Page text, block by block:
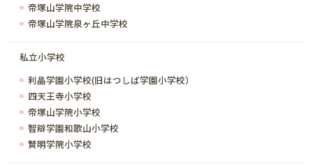
帝塚山学院中学校
帝塚山学院泉ヶ丘中学校
私立小学校
利晶学園小学校(旧はつしば学園小学校）
四天王寺小学校
帝塚山学院小学校
智辯学園和歌山小学校
賢明学院小学校